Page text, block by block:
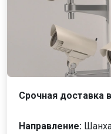
Срочная доставка
Направление: